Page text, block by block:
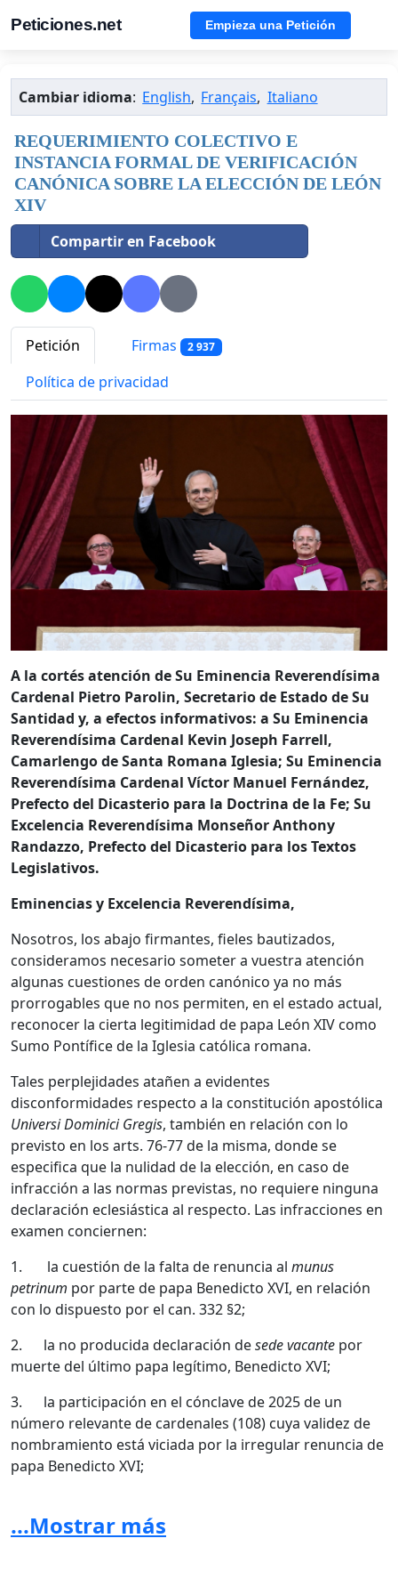
Peticiones.net Empieza una Petición
Cambiar idioma: English, Français, Italiano
REQUERIMIENTO COLECTIVO E
INSTANCIA FORMAL DE VERIFICACIÓN
CANÓNICA SOBRE LA ELECCIÓN DE LEÓN
XIV
Compartir en Facebook
Petición Firmas 2 937
Política de privacidad
A la cortés atención de Su Eminencia Reverendísima
Cardenal Pietro Parolin, Secretario de Estado de Su
Santidad y, a efectos informativos: a Su Eminencia
Reverendísima Cardenal Kevin Joseph Farrell,
Camarlengo de Santa Romana Iglesia; Su Eminencia
Reverendísima Cardenal Víctor Manuel Fernández,
Prefecto del Dicasterio para la Doctrina de la Fe; Su
Excelencia Reverendísima Monseñor Anthony
Randazzo, Prefecto del Dicasterio para los Textos
Legislativos.
Eminencias y Excelencia Reverendísima,
Nosotros, los abajo firmantes, fieles bautizados,
consideramos necesario someter a vuestra atención
algunas cuestiones de orden canónico ya no más
prorrogables que no nos permiten, en el estado actual,
reconocer la cierta legitimidad de papa León XIV como
Sumo Pontífice de la Iglesia católica romana.
Tales perplejidades atañen a evidentes
disconformidades respecto a la constitución apostólica
Universi Dominici Gregis, también en relación con lo
previsto en los arts. 76-77 de la misma, donde se
especifica que la nulidad de la elección, en caso de
infracción a las normas previstas, no requiere ninguna
declaración eclesiástica al respecto. Las infracciones en
examen conciernen:
1. la cuestión de la falta de renuncia al munus
petrinum por parte de papa Benedicto XVI, en relación
con lo dispuesto por el can. 332 §2;
2. la no producida declaración desede vacante por
muerte del último papa legítimo, Benedicto XVI;
3. la participación en el cónclave de 2025 de un
número relevante de cardenales (108) cuya validez de
nombramiento está viciada por la irregular renuncia de
papa Benedicto XVI;
previsto por la normativa vigente;
...Mostrar más